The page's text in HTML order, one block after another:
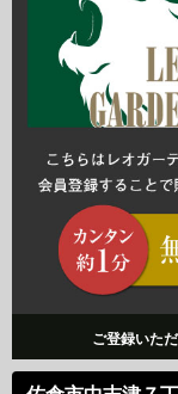
ご登録いた